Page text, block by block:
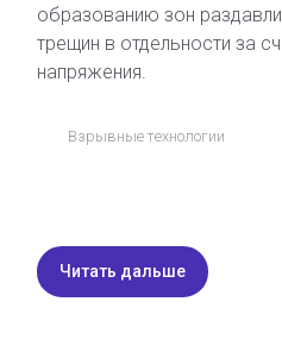
образованию зон
трещин в отдельности за
напряжения.
Взрывные технологии
Читать дальше